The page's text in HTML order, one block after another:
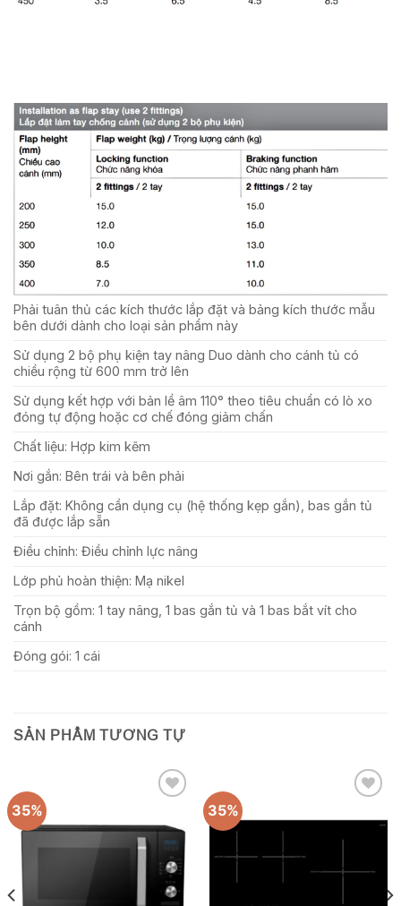
Phải tuân thủ các kích thước lắp đặt và bảng kích thước mẫu
bên dưới dành cho loại sản phẩm này
Sử dụng 2 bộ phụ kiện tay nâng Duo dành cho cánh tủ có
chiều rộng từ 600 mm trở lên
Sử dụng kết hợp với bản lề âm 110° theo tiêu chuẩn có lò xo
đóng tự động hoặc cơ chế đóng giảm chấn
Chất liệu: Hợp kim kẽm
Nơi gắn: Bên trái và bên phải
Lắp đặt: Không cần dụng cụ (hệ thống kẹp gắn), bas gắn tủ
đã được lắp sẵn
Điều chỉnh: Điều chỉnh lực nâng
Lớp phủ hoàn thiện: Mạ nikel
Trọn bộ gồm: 1 tay nâng, 1 bas gắn tủ và 1 bas bắt vít cho
cánh
Đóng gói: 1 cái
SẢN PHẨM TƯƠNG TỰ
35%
Add to
wishlist
35%
Add to